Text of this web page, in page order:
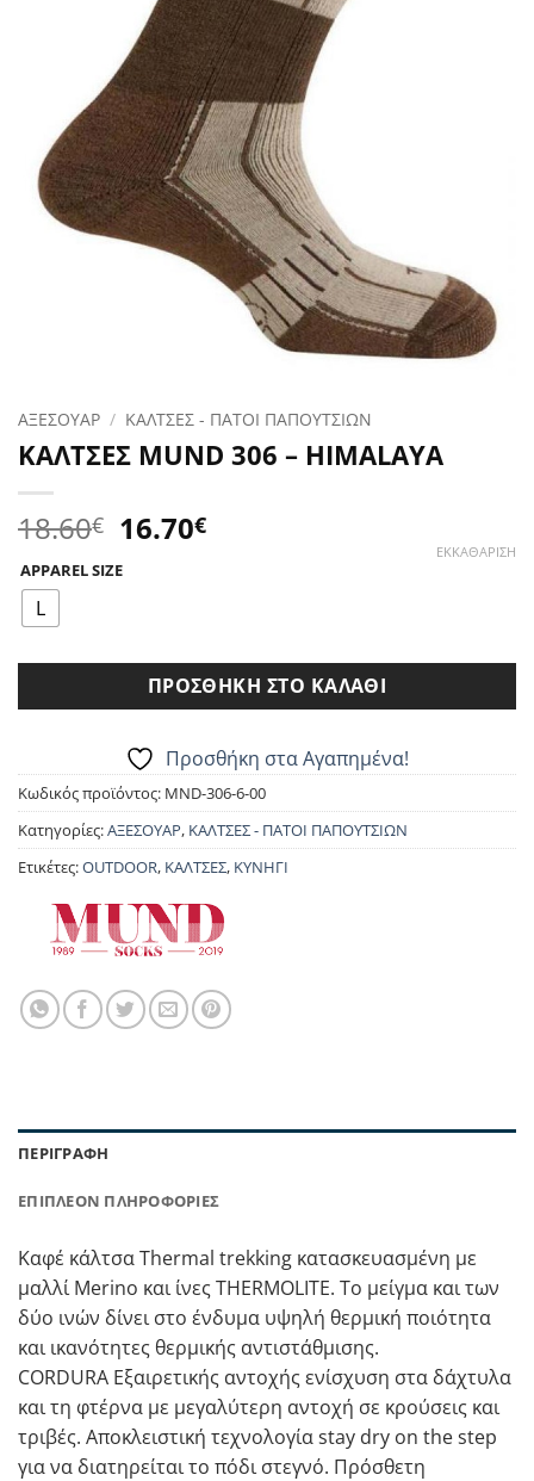
ΑΞΕΣΟΥΑΡ / ΚΑΛΤΣΕΣ - ΠΑΤΟΙ ΠΑΠΟΥΤΣΙΩΝ
ΚΑΛΤΣΕΣ MUND 306 – HIMALAYA
18.60€ Original
price
was:
16.70€Η
APPAREL SIZE
L
ΕΚΚΑΘΆΡΙΣΗ
ΠΡΟΣΘΉΚΗ ΣΤΟ ΚΑΛΆΘΙ
Προσθήκη στα Αγαπημένα!
Κωδικός προϊόντος: MND-306-6-00
Κατηγορίες:ΑΞΕΣΟΥΑΡ, ΚΑΛΤΣΕΣ - ΠΑΤΟΙ ΠΑΠΟΥΤΣΙΩΝ
Ετικέτες:OUTDOOR, ΚΑΛΤΣΕΣ, ΚΥΝΗΓΙ
ΠΕΡΙΓΡΑΦΉ
ΕΠΙΠΛΈΟΝ ΠΛΗΡΟΦΟΡΊΕΣ
Καφέ κάλτσα Thermal trekking κατασκευασμένη με
μαλλί Merino και ίνες THERMOLITE. Το μείγμα και των
δύο ινών δίνει στο ένδυμα υψηλή θερμική ποιότητα
και ικανότητες θερμικής αντιστάθμισης.
CORDURA Εξαιρετικής αντοχής ενίσχυση στα δάχτυλα
και τη φτέρνα με μεγαλύτερη αντοχή σε κρούσεις και
τριβές. Αποκλειστική τεχνολογία stay dry on the step
για να διατηρείται το πόδι στεγνό. Πρόσθετη